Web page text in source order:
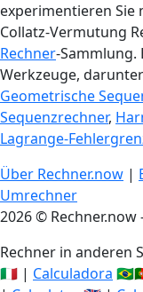
experimentieren Sie
Collatz-Vermutung
Rechner-Sammlung.
Werkzeuge, darunter
Geometrische
Sequenzrechner,
Lagrange-
Über Rechner.now |
Umrechner
2026 © Rechner.now
Rechner in anderen
🇮🇹 | Calculadora